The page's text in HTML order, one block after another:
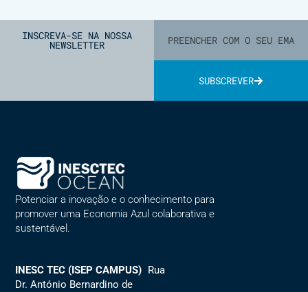
INSCREVA-SE NA NOSSA
NEWSLETTER
SUBSCREVER
Potenciar a inovação e o conhecimento para
promover uma Economia Azul colaborativa e
sustentável.
INESC TEC (ISEP CAMPUS) Rua
Dr. António Bernardino de